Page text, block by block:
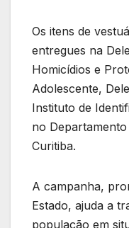
Os itens de
entregues na
Homicídios e
Adolescente,
Instituto de
no
Curitiba.
A campanha,
Estado, ajuda a
população em